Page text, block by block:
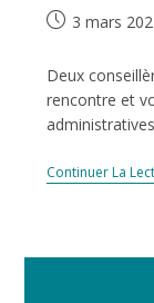
3 mars
Deux
rencontre et
Continuer La